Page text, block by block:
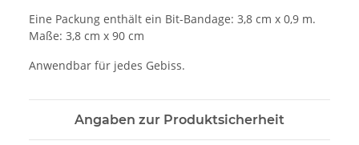
Eine Packung enthält ein Bit-Bandage: 3,8 cm x 0,9 m.
Maße: 3,8 cm x 90 cm
Anwendbar für jedes Gebiss.
Angaben zur Produktsicherheit